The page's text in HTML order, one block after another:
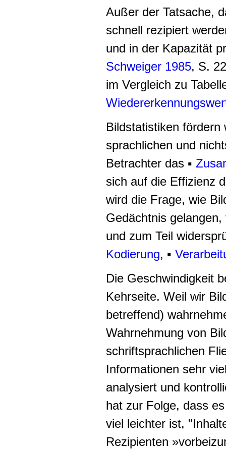
Außer der Tatsache,
schnell rezipiert
und in der Kapazität
Schweiger 1985, S.
im Vergleich zu
Bildstatistiken fördern
sprachlichen und
Betrachter das ▪
sich auf die Effizienz
wird die Frage, wie
Gedächtnis
und zum Teil
Kodierung, ▪
Die Geschwindigkeit
Kehrseite. Weil wir
betreffend)
Wahrnehmung von
schriftsprachlichen
Informationen sehr
analysiert und
hat zur Folge, dass
viel leichter ist, "
Rezipienten